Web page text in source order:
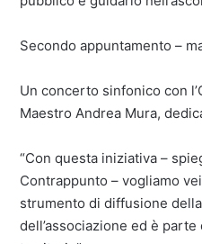
Secondo appuntamento –
Un concerto sinfonico con
Maestro Andrea Mura,
“Con questa iniziativa –
Contrappunto – vogliamo
strumento di diffusione
dell’associazione ed è